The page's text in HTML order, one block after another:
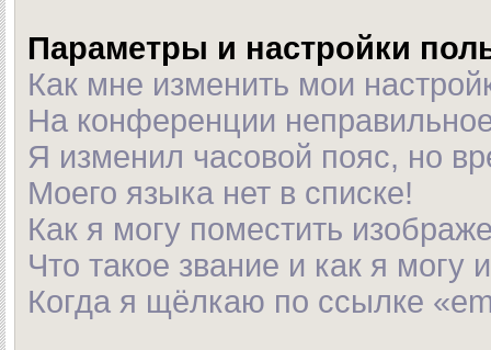
Параметры и настройки
Как мне изменить мои
На конференции
Я изменил часовой пояс, но
Моего языка нет в списке!
Как я могу поместить
Что такое звание и как я могу
Когда я щёлкаю по ссылке